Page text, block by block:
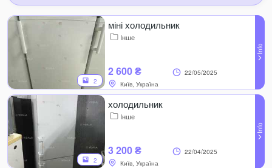
2
міні холодильник
Інше
2 600 ₴
22/05/2025
Київ, Україна
2
холодильник
Інше
3 200 ₴
22/04/2025
Київ, Україна